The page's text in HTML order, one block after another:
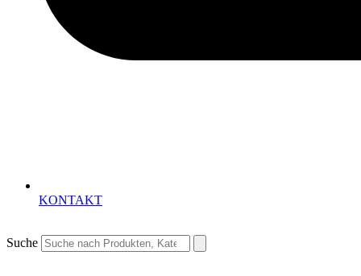
KONTAKT
Suche